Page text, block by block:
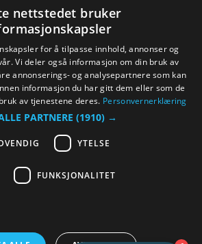
Destinasjon Drammen 2026.
nettstedet bruker
for å tilpasse innhold, annonser og
Vi deler også informasjon om din bruk av
annonserings- og analysepartnere som kan
informasjon du har gitt dem eller som de
av tjenestene deres. Personvernerklæring
PARTNERE (1910) →
YTELSE
FUNKSJONALITET